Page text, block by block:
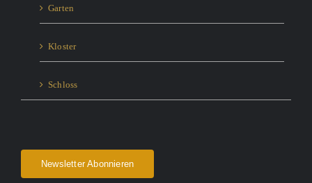
Garten
Kloster
Schloss
Newsletter Abonnieren